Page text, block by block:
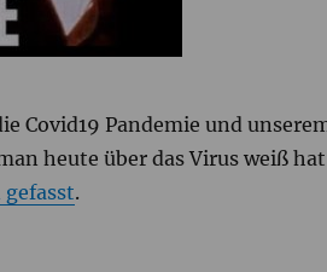
Covid19 Pandemie und
heute über das Virus weiß hat
.